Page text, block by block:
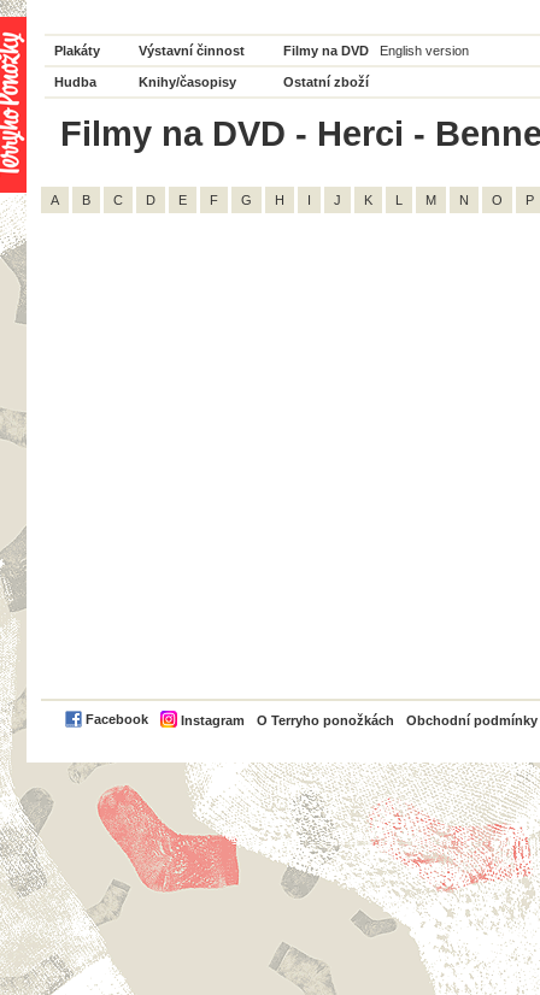
Plakáty Výstavní činnost Filmy na DVD English version
Hudba Knihy/časopisy Ostatní zboží
Filmy na DVD - Herci -
A B C D E F G H I J K L M N O P
Facebook Instagram O Terryho ponožkách Obchodní podmínky
PayPal